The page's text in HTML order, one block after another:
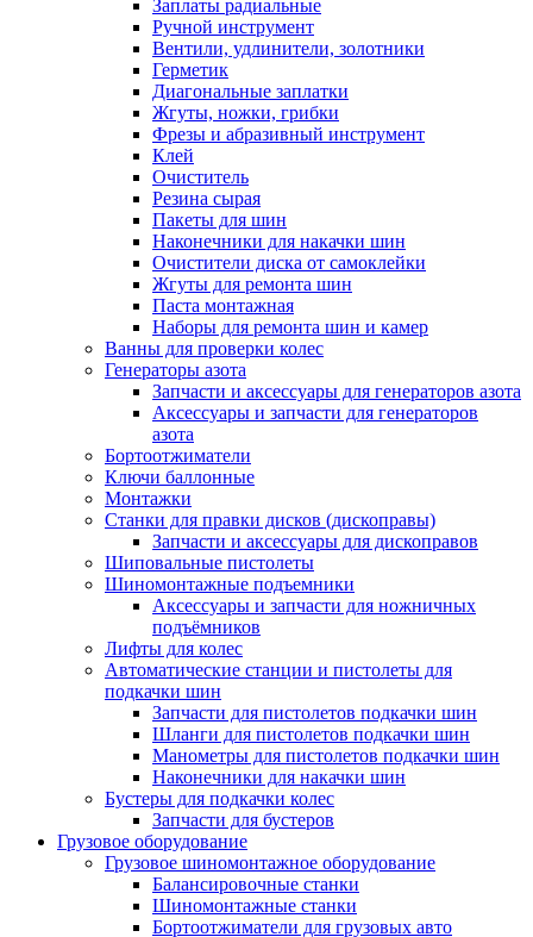
Заплаты радиальные
Ручной инструмент
Вентили, удлинители, золотники
Герметик
Диагональные заплатки
Жгуты, ножки, грибки
Фрезы и абразивный инструмент
Клей
Очиститель
Резина сырая
Пакеты для шин
Наконечники для накачки шин
Очистители диска от самоклейки
Жгуты для ремонта шин
Паста монтажная
Наборы для ремонта шин и камер
Ванны для проверки колес
Генераторы азота
Запчасти и аксессуары для генераторов азота
Аксессуары и запчасти для генераторов
азота
Бортоотжиматели
Ключи баллонные
Монтажки
Станки для правки дисков (дископравы)
Запчасти и аксессуары для дископравов
Шиповальные пистолеты
Шиномонтажные подъемники
Аксессуары и запчасти для ножничных
подъёмников
Лифты для колес
Автоматические станции и пистолеты для
подкачки шин
Запчасти для пистолетов подкачки шин
Шланги для пистолетов подкачки шин
Манометры для пистолетов подкачки шин
Наконечники для накачки шин
Бустеры для подкачки колес
Запчасти для бустеров
Грузовое оборудование
Грузовое шиномонтажное оборудование
Балансировочные станки
Шиномонтажные станки
Бортоотжиматели для грузовых авто